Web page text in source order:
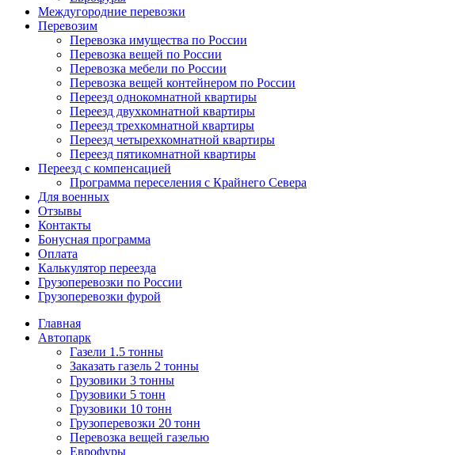
Междугородние перевозки
Перевозим
Перевозка имущества по России
Перевозка вещей по России
Перевозка мебели по России
Перевозка вещей контейнером по России
Переезд однокомнатной квартиры
Переезд двухкомнатной квартиры
Переезд трехкомнатной квартиры
Переезд четырехкомнатной квартиры
Переезд пятикомнатной квартиры
Переезд с компенсацией
Программа переселения с Крайнего Севера
Для военных
Отзывы
Контакты
Бонусная программа
Оплата
Калькулятор переезда
Грузоперевозки по России
Грузоперевозки фурой
Главная
Автопарк
Газели 1.5 тонны
Заказать газель 2 тонны
Грузовики 3 тонны
Грузовики 5 тонн
Грузовики 10 тонн
Грузоперевозки 20 тонн
Перевозка вещей газелью
Еврофуры